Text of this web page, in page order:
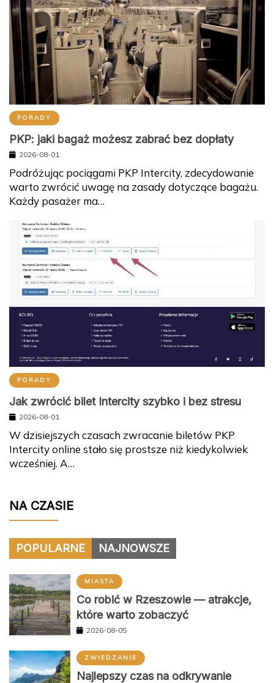
PORADY
PKP: jaki bagaż możesz zabrać bez dopłaty
2026-08-01
Podróżując pociągami PKP Intercity, zdecydowanie
warto zwrócić uwagę na zasady dotyczące bagażu.
Każdy pasażer ma…
PORADY
Jak zwrócić bilet Intercity szybko i bez stresu
2026-08-01
W dzisiejszych czasach zwracanie biletów PKP
Intercity online stało się prostsze niż kiedykolwiek
wcześniej. A…
NA CZASIE
POPULARNE NAJNOWSZE
MIASTA
Co robić w Rzeszowie — atrakcje,
które warto zobaczyć
2026-08-05
ZWIEDZANIE
Najlepszy czas na odkrywanie